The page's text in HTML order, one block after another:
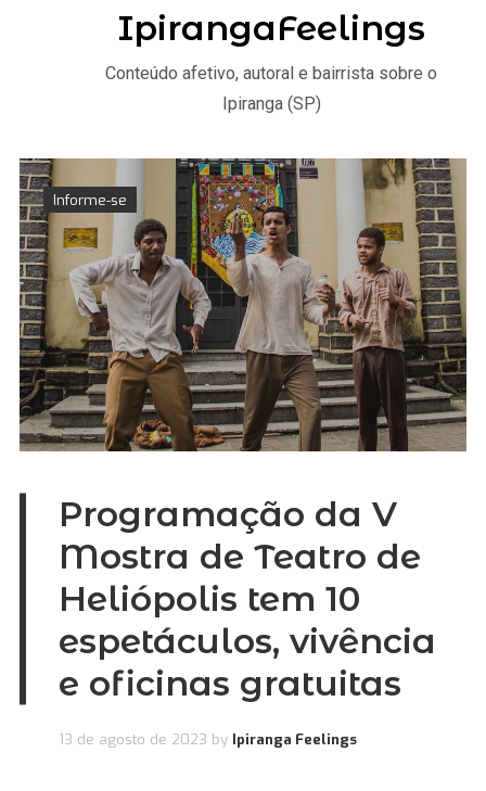
Informe-se
Programação da V
Mostra de Teatro de
Heliópolis tem 10
espetáculos, vivência
e oficinas gratuitas
13 de agosto de 2023 by Ipiranga Feelings
IpirangaFeelings
Conteúdo afetivo, autoral e bairrista sobre o
Ipiranga (SP)